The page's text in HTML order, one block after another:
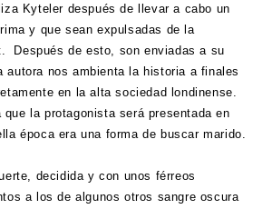
Kyteler después de llevar a cabo un
y que sean expulsadas de la
Después de esto, son enviadas a su
autora nos ambienta la historia a finales
en la alta sociedad londinense.
la protagonista será presentada en
época era una forma de buscar marido.
decidida y con unos férreos
a los de algunos otros sangre oscura